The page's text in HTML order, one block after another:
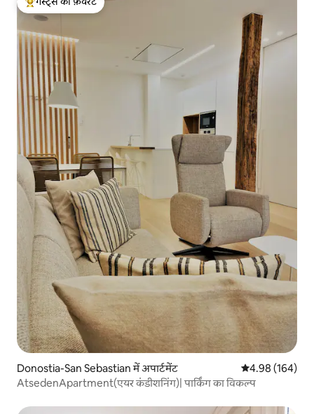
गेस्ट्स का टॉप फ़ेवरेट
Donostia-San Sebastian में अपार्टमेंट औसत रेटिंग 5 में से
4.98 (164)
AtsedenApartment(एयर कंडीशनिंग)| पार्किंग का विकल्प